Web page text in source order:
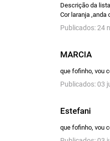
Descrição da
Cor laranja ,anda
Publicados: 24
MARCIA
que fofinho, vou
Publicados: 03
Estefani
que fofinho, vou